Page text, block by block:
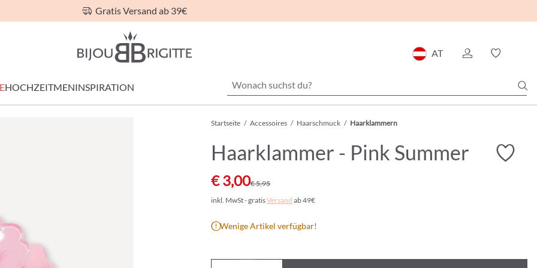
Gratis Versand ab 39€
AT
HOCHZEITMENINSPIRATION
Startseite / Accessoires / Haarschmuck / Haarklammern
Haarklammer - Pink Summer
€ 3,00€ 5,95
inkl. MwSt - gratisVersand ab 49€
Wenige Artikel verfügbar!